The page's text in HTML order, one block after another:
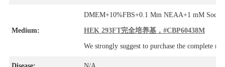
Medium:
DMEM+10%FBS+0.1 Mm NEAA+1 mM
HEK 293FT完全培养基，#CBP60438M
We strongly suggest to purchase the complete